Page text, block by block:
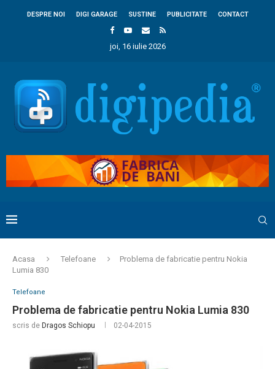
DESPRE NOI DIGI GARAGE SUSTINE PUBLICITATE CONTACT
joi, 16 iulie 2026
Acasa Telefoane
Problema de fabricatie pentru Nokia
Lumia 830
Telefoane
Problema de fabricatie pentru Nokia Lumia 830
scris de Dragos Schiopu 02-04-2015